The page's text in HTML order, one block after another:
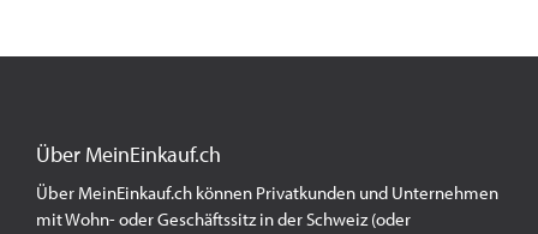
Über MeinEinkauf.ch
Über MeinEinkauf.ch können Privatkunden und Unternehmen
mit Wohn- oder Geschäftssitz in der Schweiz (oder